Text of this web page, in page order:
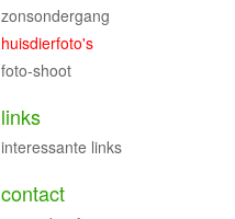
zonsondergang
huisdierfoto's
foto-shoot
links
interessante links
contact